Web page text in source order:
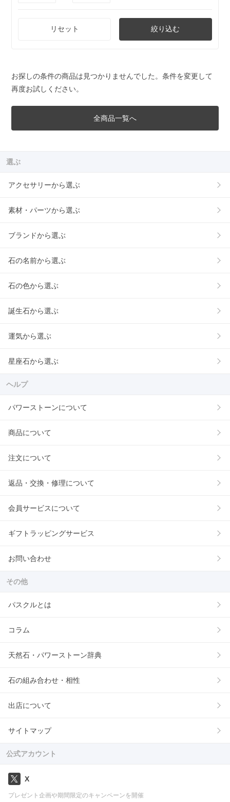
リセット 絞り込む
お探しの条件の商品は見つかりませんでした。条件を変更して
再度お試しください。
全商品一覧へ
選ぶ
アクセサリーから選ぶ
素材・パーツから選ぶ
ブランドから選ぶ
石の名前から選ぶ
石の色から選ぶ
誕生石から選ぶ
運気から選ぶ
星座石から選ぶ
ヘルプ
パワーストーンについて
商品について
注文について
返品・交換・修理について
会員サービスについて
ギフトラッピングサービス
お問い合わせ
その他
パスクルとは
コラム
天然石・パワーストーン辞典
石の組み合わせ・相性
出店について
サイトマップ
公式アカウント
X
プレゼント企画や期間限定のキャンペーンを開催